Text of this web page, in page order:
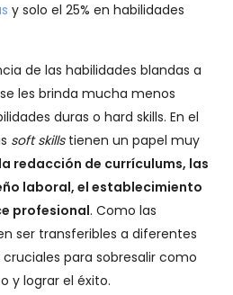
y solo el 25% en habilidades
de las habilidades blandas a
les brinda mucha menos
duras o hard skills. En el
soft skillstienen un papel muy
redacción de currículums, las
laboral, el establecimiento
profesional. Como las
ser transferibles a diferentes
para sobresalir como
y lograr el éxito.